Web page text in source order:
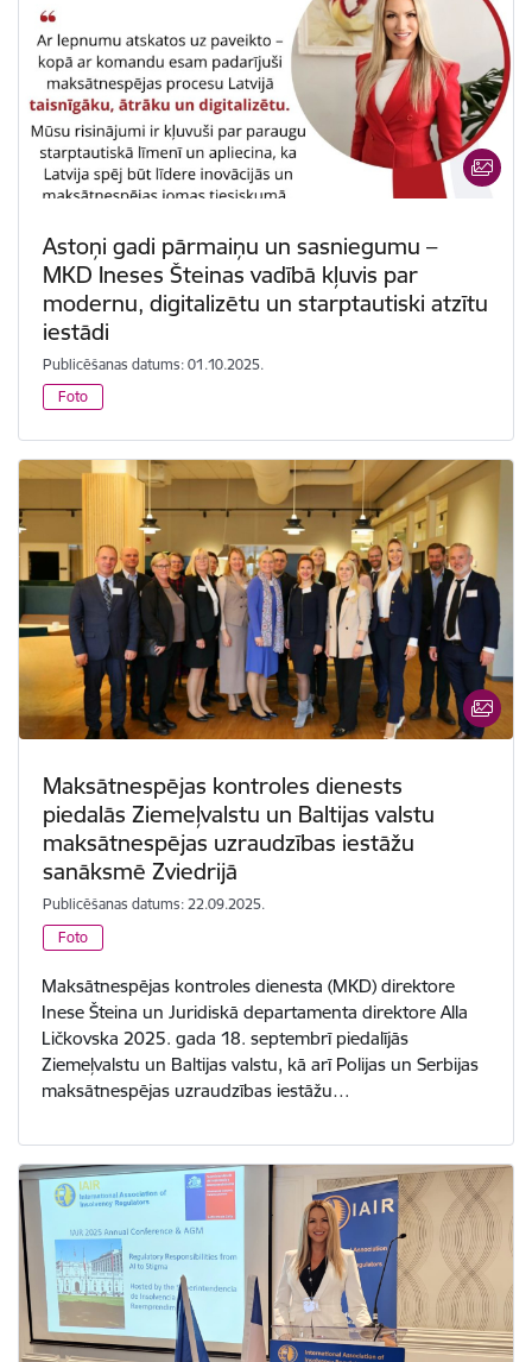
Astoņi gadi pārmaiņu un sasniegumu –
MKD Ineses Šteinas vadībā kļuvis par
modernu, digitalizētu un starptautiski atzītu
iestādi
Publicēšanas datums: 01.10.2025.
Foto
Maksātnespējas kontroles dienests
piedalās Ziemeļvalstu un Baltijas valstu
maksātnespējas uzraudzības iestāžu
sanāksmē Zviedrijā
Publicēšanas datums: 22.09.2025.
Foto
Maksātnespējas kontroles dienesta (MKD) direktore
Inese Šteina un Juridiskā departamenta direktore Alla
Ličkovska 2025. gada 18. septembrī piedalījās
Ziemeļvalstu un Baltijas valstu, kā arī Polijas un Serbijas
maksātnespējas uzraudzības iestāžu…